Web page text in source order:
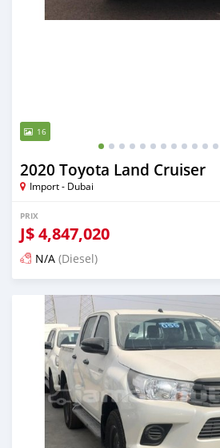
16
2020 Toyota Land Cruiser
Import - Dubai
PRIX
J$4,847,020
N/A (Diesel)
Publié il y a presque 6 ans